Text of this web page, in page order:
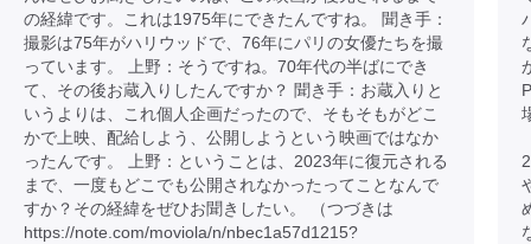
の経緯です。これは1975年にできたんですね。 聞き手：
撮影は75年がハリウッドで、76年にパリの女優たちを撮
っています。 上野：そうですね。70年代の半ばにでき
て、その後お蔵入りしたんですか？ 聞き手：お蔵入りと
いうよりは、これ個人企画だったので、そもそもがどこ
かで上映、配給しよう、公開しようという映画ではなか
ったんです。 上野：ということは、2023年に復元される
まで、一度もどこでも公開されなかったってことなんで
すか？その経緯をぜひお聞きしたい。 （つづきは
https://note.com/moviola/n/nbec1a57d1215?